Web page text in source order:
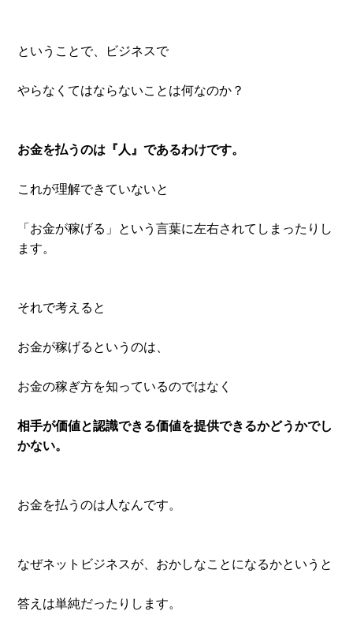
ということで、ビジネスで
やらなくてはならないことは何なのか？
お金を払うのは『人』であるわけです。
これが理解できていないと
「お金が稼げる」という言葉に左右されてしまったりし
ます。
それで考えると
お金が稼げるというのは、
お金の稼ぎ方を知っているのではなく
相手が価値と認識できる価値を提供できるかどうかでし
かない。
お金を払うのは人なんです。
なぜネットビジネスが、おかしなことになるかというと
答えは単純だったりします。